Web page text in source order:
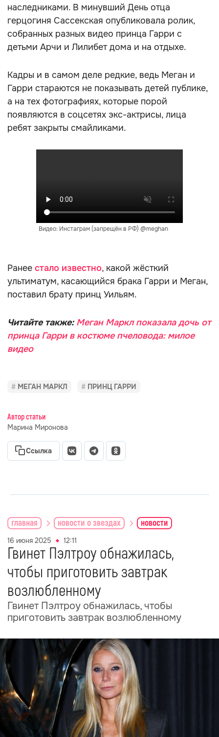
наследниками. В минувший День отца
герцогиня Сассекская опубликовала ролик,
собранных разных видео принца Гарри с
детьми Арчи и Лилибет дома и на отдыхе.
Кадры и в самом деле редкие, ведь Меган и
Гарри стараются не показывать детей публике,
а на тех фотографиях, которые порой
появляются в соцсетях экс-актрисы, лица
ребят закрыты смайликами.
Видео: Инстаграм (запрещён в РФ) @meghan
Ранее стало известно, какой жёсткий
ультиматум, касающийся брака Гарри и Меган,
поставил брату принц Уильям.
Читайте также: Меган Маркл показала дочь от
принца Гарри в костюме пчеловода: милое
видео
МЕГАН МАРКЛ ПРИНЦ ГАРРИ
Автор статьи
Марина Миронова
Ссылка
главная новости о звездах новости
16 июня 2025 12:11
Гвинет Пэлтроу обнажилась,
чтобы приготовить завтрак
возлюбленному
Гвинет Пэлтроу обнажилась, чтобы
приготовить завтрак возлюбленному